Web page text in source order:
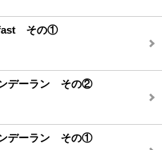
その①
デーラン その②
デーラン その①